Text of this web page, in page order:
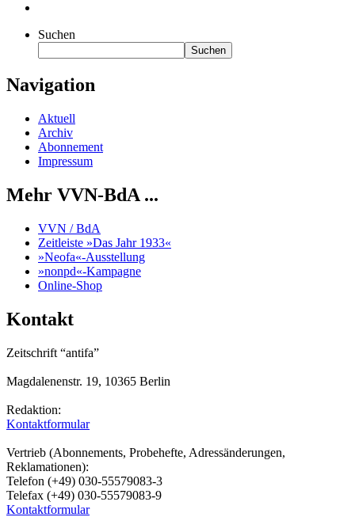
Suchen
Suchen
Navigation
Aktuell
Archiv
Abonnement
Impressum
Mehr VVN-BdA ...
VVN / BdA
Zeitleiste »Das Jahr 1933«
»Neofa«-Ausstellung
»nonpd«-Kampagne
Online-Shop
Kontakt
Zeitschrift “antifa”
Magdalenenstr. 19, 10365 Berlin
Redaktion:
Kontaktformular
Vertrieb (Abonnements, Probehefte, Adressänderungen,
Reklamationen):
Telefon (+49) 030-55579083-3
Telefax (+49) 030-55579083-9
Kontaktformular